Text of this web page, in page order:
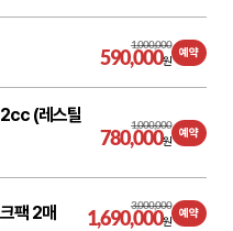
1,000,000
590,000원
예약
(레스틸
1,000,000
780,000원
예약
팩 2매 3,000,000
1,690,000원
예약